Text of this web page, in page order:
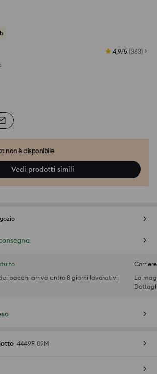
4,9/5 (363)
non è disponibile
Vedi prodotti simili
pacchi arriva entro 8 giorni lavorativi
La
4449F-09M